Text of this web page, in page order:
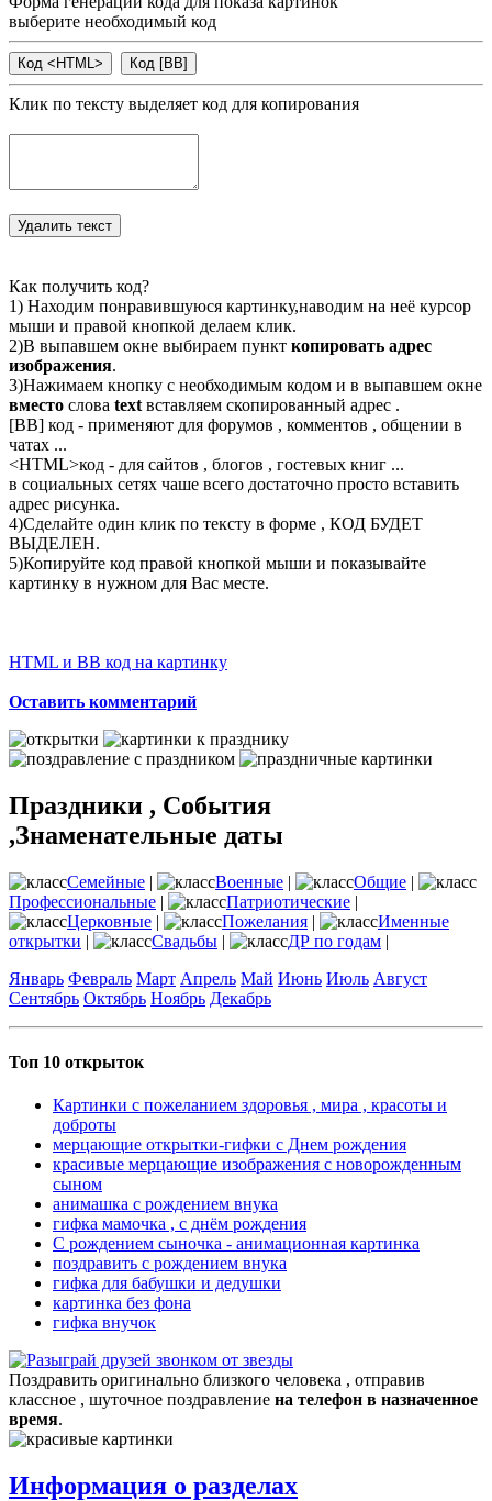
выберите необходимый код
Клик по тексту выделяет код для копирования
Как получить код?
1) Находим понравившуюся картинку,наводим на неё курсор
мыши и правой кнопкой делаем клик.
2)В выпавшем окне выбираем пункт копировать адрес
изображения.
3)Нажимаем кнопку с необходимым кодом и в выпавшем окне
вместо слова textвставляем скопированный адрес .
[BB] код - применяют для форумов , комментов , общении в
чатах ...
<HTML>код - для сайтов , блогов , гостевых книг ...
в социальных сетях чаше всего достаточно просто вставить
адрес рисунка.
4)Сделайте один клик по тексту в форме , КОД БУДЕТ
ВЫДЕЛЕН.
5)Копируйте код правой кнопкой мыши и показывайте
картинку в нужном для Вас месте.
HTML и BB код на картинку
Оставить комментарий
Праздники , События
,Знаменательные даты
Семейные | Военные | Общие |
Профессиональные | Патриотические |
Церковные | Пожелания |
Именные
открытки | Свадьбы | ДР по годам |
Январь Февраль Март Апрель Май Июнь Июль Август
Сентябрь Октябрь Ноябрь Декабрь
Топ 10 открыток
Картинки с пожеланием здоровья , мира , красоты и
доброты
мерцающие открытки-гифки с Днем рождения
красивые мерцающие изображения с новорожденным
сыном
анимашка с рождением внука
гифка мамочка , с днём рождения
С рождением сыночка - анимационная картинка
поздравить с рождением внука
гифка для бабушки и дедушки
картинка без фона
гифка внучок
Поздравить оригинально близкого человека , отправив
классное , шуточное поздравление на телефон в назначенное
время.
Информация о разделах